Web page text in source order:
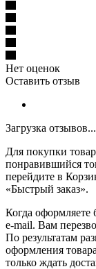
Нет оценок
Оставить отзыв
Загрузка отзывов...
Для покупки
понравившийся
перейдите в
«Быстрый заказ».
Когда
e-mail. Вам
По результатам
оформления
только ждать